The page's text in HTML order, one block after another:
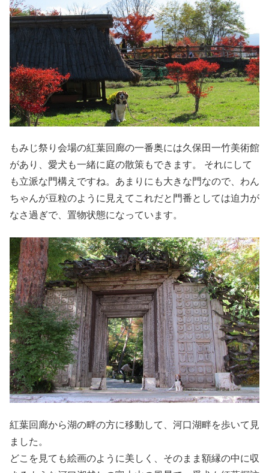
もみじ祭り会場の紅葉回廊の一番奥には久保田一竹美術館
があり、愛犬も一緒に庭の散策もできます。 それにして
も立派な門構えですね。あまりにも大きな門なので、わん
ちゃんが豆粒のように見えてこれだと門番としては迫力が
なさ過ぎで、置物状態になっています。
紅葉回廊から湖の畔の方に移動して、河口湖畔を歩いて見
ました。
どこを見ても絵画のように美しく、そのまま額縁の中に収